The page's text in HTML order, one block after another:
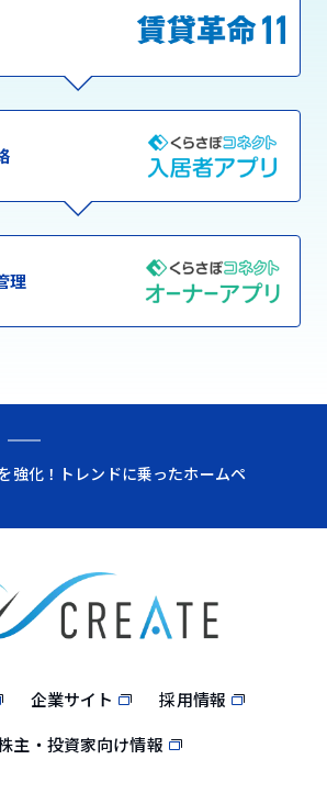
理
強化！トレンドに乗ったホームペ
企業サイト
採用情報
主・投資家向け情報